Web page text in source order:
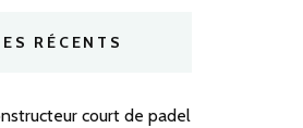
RÉCENTS
court de padel